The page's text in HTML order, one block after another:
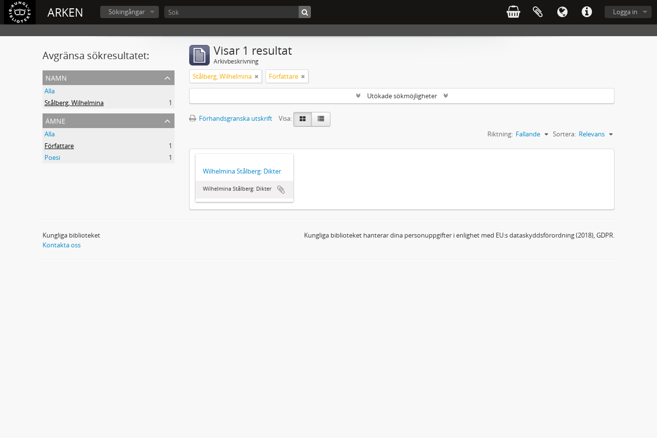
ARKEN Logga in
Sökingångar
Avgränsa sökresultatet:
namn
Alla
Stålberg, Wilhelmina
1
ämne
Alla
Författare
1
Poesi
1
Visar 1 resultat
Arkivbeskrivning
Stålberg, Wilhelmina Författare
Utökade sökmöjligheter
Förhandsgranska utskrift
Visa:
Sortera: Relevans
Riktning: Fallande
Wilhelmina Stålberg: Dikter
Wilhelmina Stålberg: Dikter
Kungliga biblioteket
Kontakta oss
Kungliga biblioteket hanterar dina personuppgifter i enlighet med EU:s dataskyddsförordning (2018), GDPR.